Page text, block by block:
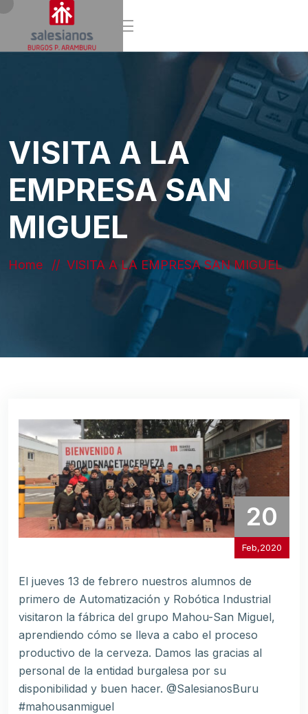
VISITA A LA
EMPRESA SAN
MIGUEL
Home VISITA A LA EMPRESA SAN MIGUEL
20
Feb,2020
El jueves 13 de febrero nuestros alumnos de
primero de Automatización y Robótica Industrial
visitaron la fábrica del grupo Mahou-San Miguel,
aprendiendo cómo se lleva a cabo el proceso
productivo de la cerveza. Damos las gracias al
personal de la entidad burgalesa por su
disponibilidad y buen hacer. @SalesianosBuru
#mahousanmiguel